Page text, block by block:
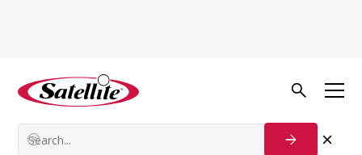
Ver todos los productos
Remolques especiales y para
baños
Remolques